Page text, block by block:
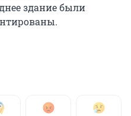
здание были